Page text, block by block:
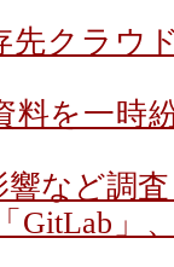
先クラウ
料を一時
など調
GitLab」